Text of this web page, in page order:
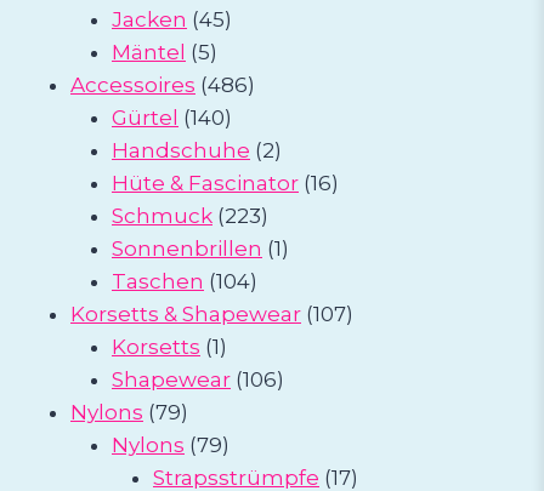
Jacken 4545
Mäntel 55
Produkte
Accessoires 486486
Gürtel 140140
Produkte
Handschuhe 22
Produkte
Hüte & Fascinator 1616
Schmuck 223223
Produkte
Sonnenbrillen 11
Taschen 104104
Produkte
Korsetts & Shapewear 107107
Korsetts 11
Produkt
Shapewear 106106
Nylons 7979
Produkte
Nylons 7979
Produkte
Strapsstrümpfe 1717